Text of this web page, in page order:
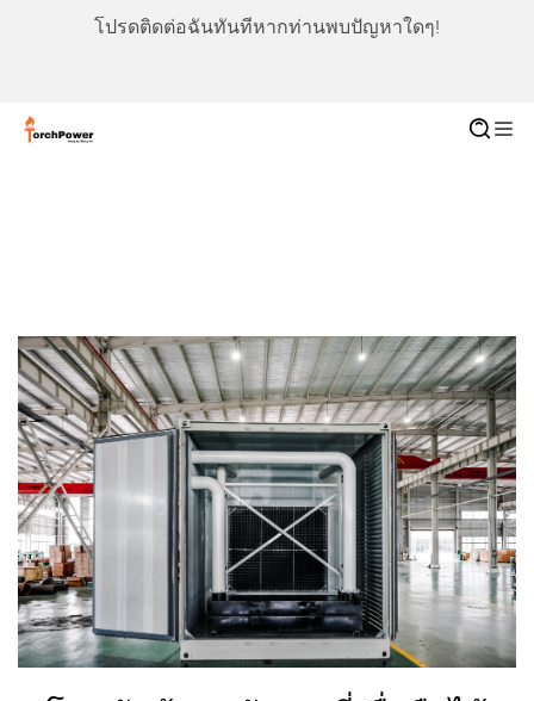
โปรดติดต่อฉันทันทีหากท่านพบปัญหาใดๆ!